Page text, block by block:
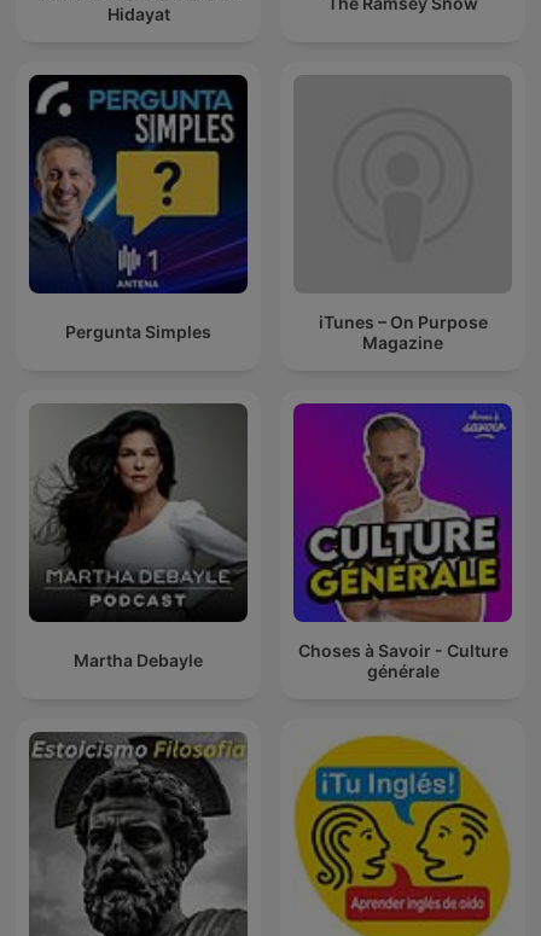
Hidayat
Pergunta Simples
iTunes – On Purpose
Magazine
Martha Debayle
Choses à Savoir - Culture
générale